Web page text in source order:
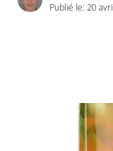
Publié le: 20